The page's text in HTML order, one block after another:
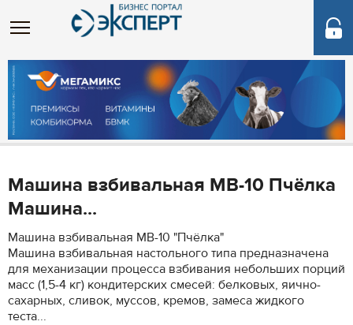
Машина взбивальная МВ-10 Пчёлка
Машина...
Машина взбивальная МВ-10 "Пчёлка"
Машина взбивальная настольного типа предназначена
для механизации процесса взбивания небольших порций
масс (1,5-4 кг) кондитерских смесей: белковых, яично-
сахарных, сливок, муссов, кремов, замеса жидкого
теста...